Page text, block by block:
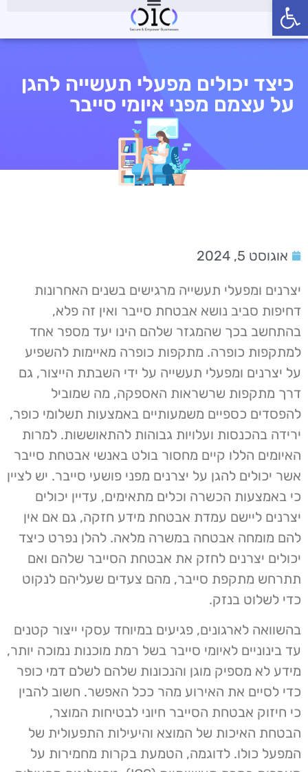
פתח סרגל נגישות
כיצד יכולים מפעלי תעשייה להגן
על עצמם מפני איומי סייבר
אוגוסט 5, 2024
יצרנים ומפעלי תעשייה מרגישים בשנים האחרונות
דחיפות סביב נושא אבטחת סייבר ואין זה פלא,
בהתחשב בכך שהמגזר שלהם הינו יעד מספר אחד
למתקפות כופרה. מתקפות כופרה מאיימות להשפיע
על יצרנים ומפעלי תעשייה על ידי השבתת הייצור, גם
דרך מתקפות שרשראות האספקה, מה שמוביל
להפסדים כספיים משמעותיים באמצעות תשלומי כופר,
ירידה בהכנסות ועלויות גבוהות להתאוששות. למרות
האיומים הללו קיים מחסור בולט באנשי אבטחת סייבר
אשר יכולים להגן על יצרנים מפני פושעי סייבר. יש לציין
כי באמצעות הכשרה וכלים מתאימים, עדיין יכולים
יצרנים ליישם עמדת אבטחת מידע חזקה, גם אם אין
להם מומחה אבטחה במשרה מלאה. להלן נפרט כיצד
יכולים יצרנים לחזק את אבטחת הסייבר שלהם ואם
תתרחש מתקפת סייבר, מהם צעדים שעליהם לנקוט
כדי לשלוט בנזק.
בהשוואה לארגונים, פגיעים במיוחד עסקי ייצור קטנים
עד בינוניים לאיומי סייבר בשל רמת מוכנות נמוכה יותר,
מידע לא מספיק מוגן והנכונות שלהם לשלם דמי כופר
כדי לסיים את האירוע מהר ככל האפשר. חשוב להבין
כי חיזוק אבטחת הסייבר חיוני לבטיחות המוצר,
הבטחת האיכות של המוצא והיעילות התפעולית של
המפעל כולו. לדוגמה, הטמעת בקרות מחמירות על